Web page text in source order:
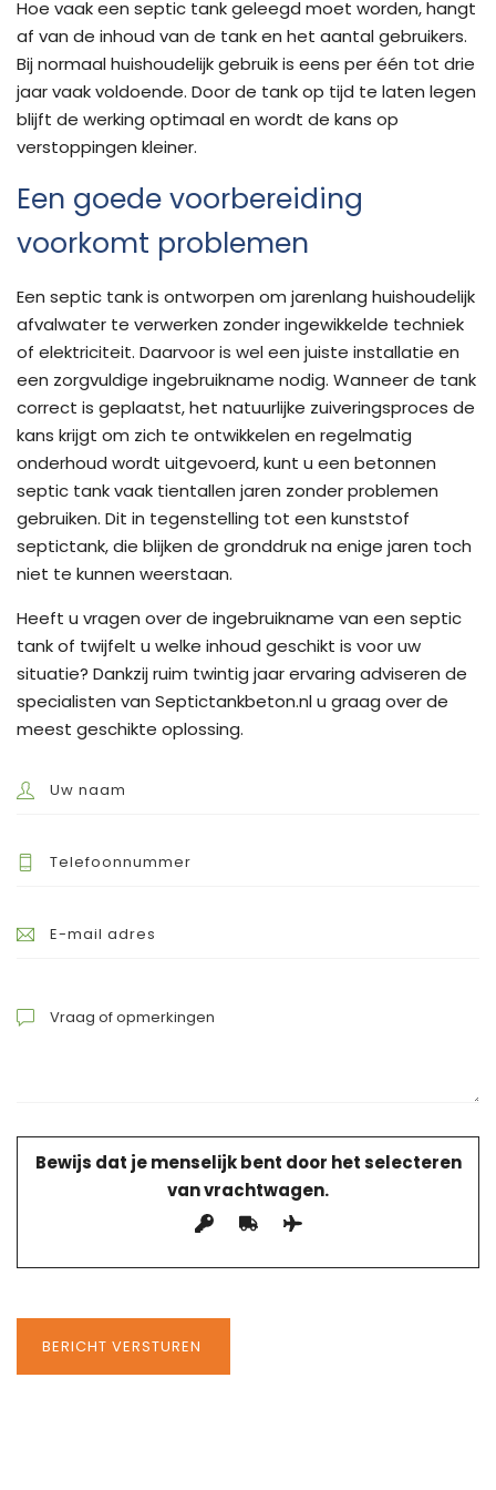
Hoe vaak een septic tank geleegd moet worden, hangt
af van de inhoud van de tank en het aantal gebruikers.
Bij normaal huishoudelijk gebruik is eens per één tot drie
jaar vaak voldoende. Door de tank op tijd te laten legen
blijft de werking optimaal en wordt de kans op
verstoppingen kleiner.
Een goede voorbereiding
voorkomt problemen
Een septic tank is ontworpen om jarenlang huishoudelijk
afvalwater te verwerken zonder ingewikkelde techniek
of elektriciteit. Daarvoor is wel een juiste installatie en
een zorgvuldige ingebruikname nodig. Wanneer de tank
correct is geplaatst, het natuurlijke zuiveringsproces de
kans krijgt om zich te ontwikkelen en regelmatig
onderhoud wordt uitgevoerd, kunt u een betonnen
septic tank vaak tientallen jaren zonder problemen
gebruiken. Dit in tegenstelling tot een kunststof
septictank, die blijken de gronddruk na enige jaren toch
niet te kunnen weerstaan.
Heeft u vragen over de ingebruikname van een septic
tank of twijfelt u welke inhoud geschikt is voor uw
situatie? Dankzij ruim twintig jaar ervaring adviseren de
specialisten van Septictankbeton.nl u graag over de
meest geschikte oplossing.
Bewijs dat je menselijk bent door het selecteren
vanvrachtwagen.